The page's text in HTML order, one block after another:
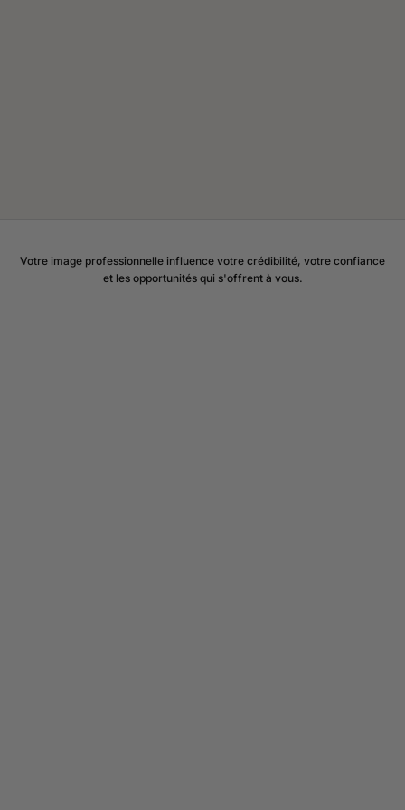
Votre image professionnelle influence votre crédibilité, votre confiance
et les opportunités qui s'offrent à vous.